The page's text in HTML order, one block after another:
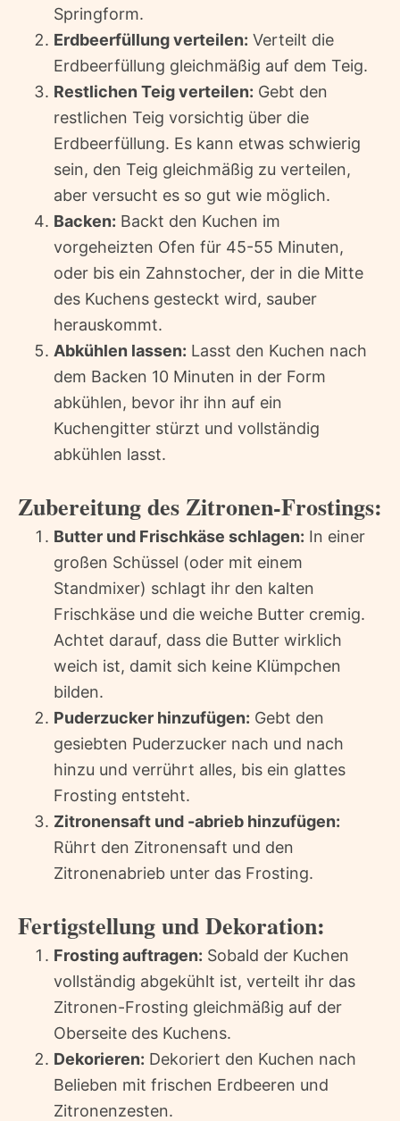
Springform.
Erdbeerfüllung verteilen: Verteilt die
Erdbeerfüllung gleichmäßig auf dem Teig.
Restlichen Teig verteilen: Gebt den
restlichen Teig vorsichtig über die
Erdbeerfüllung. Es kann etwas schwierig
sein, den Teig gleichmäßig zu verteilen,
aber versucht es so gut wie möglich.
Backen: Backt den Kuchen im
vorgeheizten Ofen für 45-55 Minuten,
oder bis ein Zahnstocher, der in die Mitte
des Kuchens gesteckt wird, sauber
herauskommt.
Abkühlen lassen: Lasst den Kuchen nach
dem Backen 10 Minuten in der Form
abkühlen, bevor ihr ihn auf ein
Kuchengitter stürzt und vollständig
abkühlen lasst.
Zubereitung des Zitronen-Frostings:
Butter und Frischkäse schlagen: In einer
großen Schüssel (oder mit einem
Standmixer) schlagt ihr den kalten
Frischkäse und die weiche Butter cremig.
Achtet darauf, dass die Butter wirklich
weich ist, damit sich keine Klümpchen
bilden.
Puderzucker hinzufügen: Gebt den
gesiebten Puderzucker nach und nach
hinzu und verrührt alles, bis ein glattes
Frosting entsteht.
Zitronensaft und -abrieb hinzufügen:
Rührt den Zitronensaft und den
Zitronenabrieb unter das Frosting.
Fertigstellung und Dekoration:
Frosting auftragen: Sobald der Kuchen
vollständig abgekühlt ist, verteilt ihr das
Zitronen-Frosting gleichmäßig auf der
Oberseite des Kuchens.
Dekorieren: Dekoriert den Kuchen nach
Belieben mit frischen Erdbeeren und
Zitronenzesten.